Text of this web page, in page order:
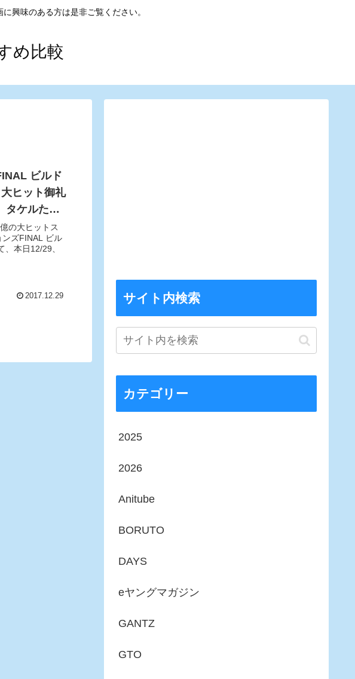
興味のある方は是非ご覧ください。
め比較
ビルド
ヒット御礼
タケルたち
の大ヒットス
ンズFINAL ビル
、本日12/29、
2017.12.29 サイト内検索
カテゴリー
2025
2026
Anitube
BORUTO
DAYS
eヤングマガジン
GANTZ
GTO